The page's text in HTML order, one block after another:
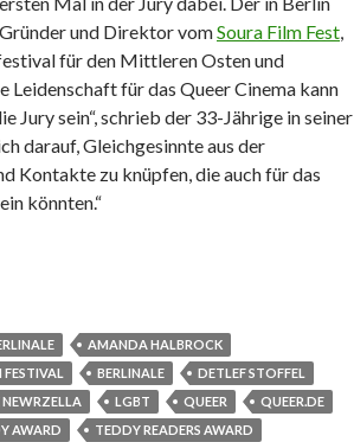
und Direktor vomSoura Film Fest,
für den Mittleren Osten und
für das Queer Cinema kann
Jury sein“, schrieb der 33-Jährige in seiner
darauf, Gleichgesinnte aus der
Kontakte zu knüpfen, die auch für das
könnten.“
AMANDA HALBROCK
BERLINALE
DETLEF STOFFEL
NEWRZELLA LGBT QUEER
QUEER.DE
AWARD TEDDY READERS AWARD